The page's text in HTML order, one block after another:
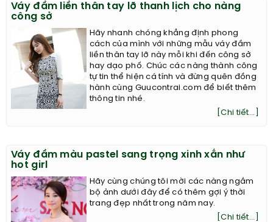
Váy đầm liền thân tay lỡ thanh lịch cho nàng
công sở
Hãy nhanh chóng khẳng định phong
cách của mình với những mẫu váy đầm
liền thân tay lỡ này mỗi khi đến công sở
hay dạo phố. Chúc các nàng thành công
tự tin thể hiện cá tính và đừng quên đồng
hành cùng Guucontrai.com để biết thêm
thông tin nhé.
[Chi tiết...]
Váy đầm màu pastel sang trọng xinh xắn như
hot girl
Hãy cùng chúng tôi mời các nàng ngắm
bộ ảnh dưới đây để có thêm gợi ý thời
trang đẹp nhất trong năm nay.
[Chi tiết...]